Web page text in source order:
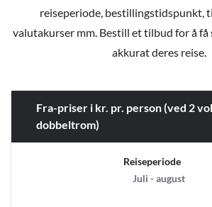
reiseperiode, bestillingstidspunkt,
valutakurser mm. Bestill et tilbud for å
akkurat deres reise.
Fra-priser i kr. pr. person (ved 2
dobbeltrom)
Reiseperiode
Juli - august